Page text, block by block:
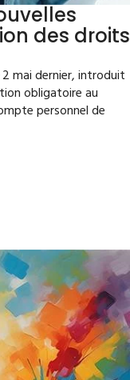
des droits
mai dernier, introduit
obligatoire au
personnel de